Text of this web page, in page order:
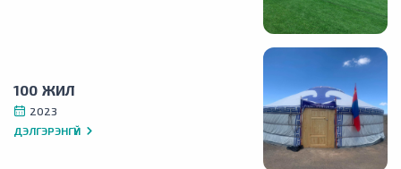
100 ЖИЛ
2023
ДЭЛГЭРЭНГҮЙ